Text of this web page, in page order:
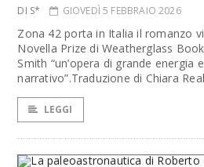
DI S* GIOVEDÌ 5 FEBBRAIO 2026
Zona 42 porta in Italia il romanzo
Novella Prize di Weatherglass
Smith “un’opera di grande energia
narrativo”.Traduzione di Chiara
LEGGI